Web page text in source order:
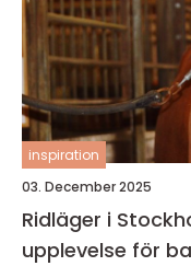
inspiration
03. December 2025
Ridläger i
upplevelse för